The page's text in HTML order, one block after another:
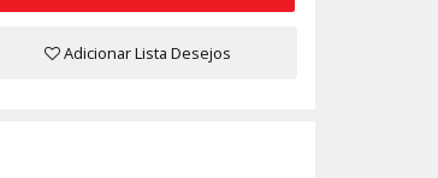
Adicionar Lista Desejos